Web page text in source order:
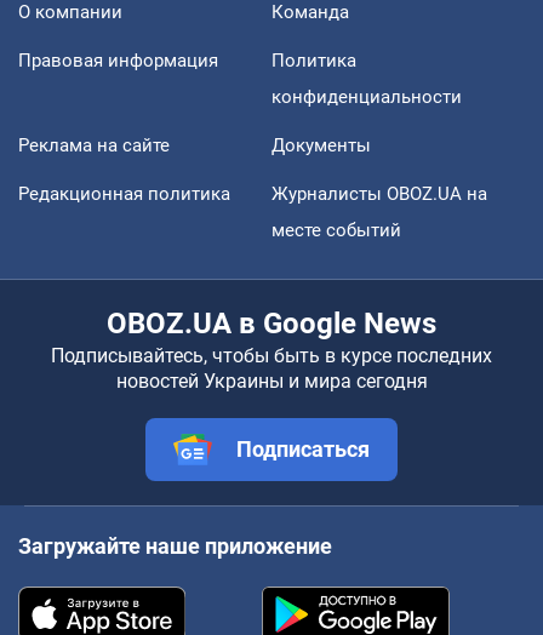
О компании Команда
Правовая информация
Политика
конфиденциальности
Реклама на сайте Документы
Редакционная политика
Журналисты OBOZ.UA на
месте событий
OBOZ.UA в Google News
Подписывайтесь, чтобы быть в курсе последних
новостей Украины и мира сегодня
Подписаться
Загружайте наше приложение